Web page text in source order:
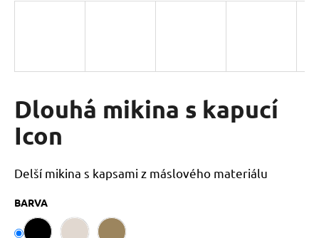
Dlouhá mikina s kapucí
Icon
Delší mikina s kapsami z máslového materiálu
BARVA
o
o
r
u
č
u
j
e
m
e